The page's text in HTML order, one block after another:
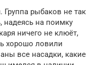
Группа рыбаков не так
надеясь на поимку
ничего не клюёт,
хорошо ловили
все насадки, какие